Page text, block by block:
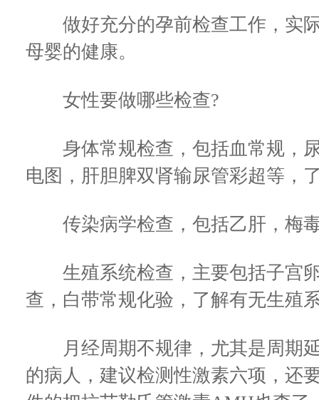
做好充分的孕前检查工作，实际
母婴的健康。
女性要做哪些检查?
身体常规检查，包括血常规，尿
电图，肝胆脾双肾输尿管彩超等，
传染病学检查，包括乙肝，梅
生殖系统检查，主要包括子宫卵
查，白带常规化验，了解有无生殖
月经周期不规律，尤其是周期延
的病人，建议检测性激素六项，还